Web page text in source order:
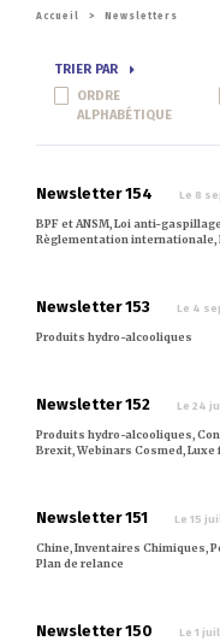
Accueil > Newsletters
TRIER PAR
ORDRE
ALPHABÉTIQUE
Newsletter 154 Le 8
BPF et ANSM, Loi anti-
Règlementation internationale,
Newsletter 153 Le 4
Produits hydro-alcooliques
Newsletter 152 Le 24
Produits hydro-alcooliques,
Brexit, Webinars Cosmed,
Newsletter 151 Le 15
Chine, Inventaires Chimiques,
Plan de relance
Newsletter 150 Le 1